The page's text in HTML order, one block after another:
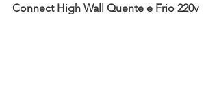
Connect High Wall Quente e Frio 220v